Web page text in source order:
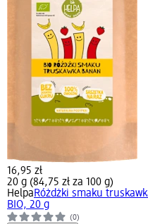
16,95 zł
20 g (84,75 zł za 100 g)
HelpaRóżdżki smaku
BIO, 20 g
(0)